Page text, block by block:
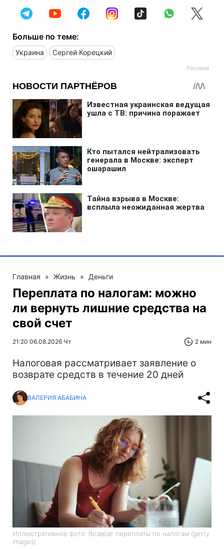
Больше по теме:
Украина Сергей Корецкий
Главная » Жизнь » Деньги
Переплата по налогам: можно
ли вернуть лишние средства на
свой счет
21:20 06.08.2026 Чт 2 мин
Налоговая рассматривает заявление о
возврате средств в течение 20 дней
ВАЛЕРИЯ АБАБИНА
Иллюстративное фото: Возврат переплаты по налогам (getty
images)